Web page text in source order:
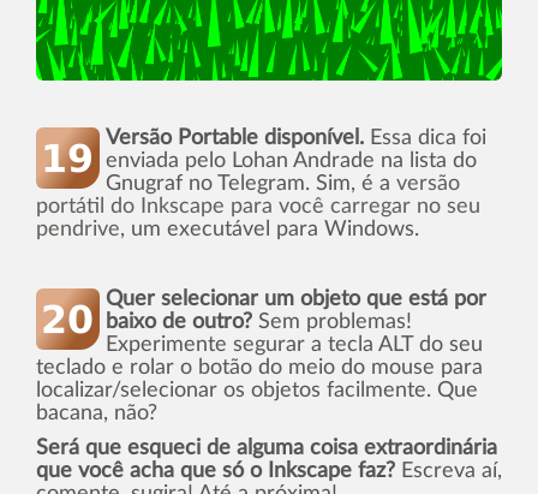
Versão Portable disponível. Essa dica foi
enviada pelo Lohan Andrade na lista do
Gnugraf no Telegram. Sim, é a versão
portátil do Inkscape para você carregar no seu
pendrive, um executável para Windows.
Quer selecionar um objeto que está por
baixo de outro? Sem problemas!
Experimente segurar a tecla ALT do seu
teclado e rolar o botão do meio do mouse para
localizar/selecionar os objetos facilmente. Que
bacana, não?
Será que esqueci de alguma coisa extraordinária
que você acha que só o Inkscape faz? Escreva aí­,